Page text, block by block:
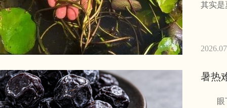
其实
暑热
眼下